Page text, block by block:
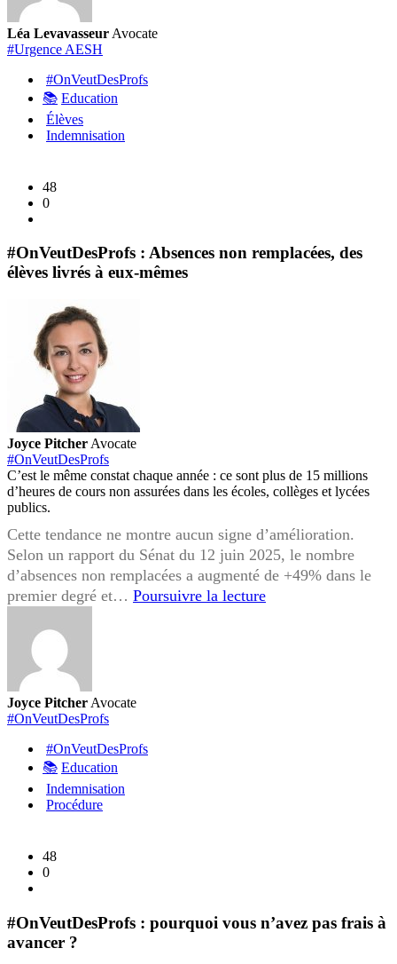
Léa Levavasseur Avocate
#Urgence AESH
#OnVeutDesProfs
📚 Education
Élèves
Indemnisation
48
0
#OnVeutDesProfs : Absences non remplacées, des
élèves livrés à eux-mêmes
Joyce Pitcher Avocate
#OnVeutDesProfs
C’est le même constat chaque année : ce sont plus de 15 millions
d’heures de cours non assurées dans les écoles, collèges et lycées
publics.
Cette tendance ne montre aucun signe d’amélioration.
Selon un rapport du Sénat du 12 juin 2025, le nombre
d’absences non remplacées a augmenté de +49% dans le
premier degré et… Poursuivre la lecture#OnVeutDesProfs
Joyce Pitcher Avocate
#OnVeutDesProfs
#OnVeutDesProfs
📚 Education
Indemnisation
Procédure
48
0
#OnVeutDesProfs : pourquoi vous n’avez pas frais à
avancer ?